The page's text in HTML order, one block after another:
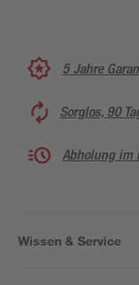
5 Jahre
Sorglos, 90
Abholung im
Wissen & Service